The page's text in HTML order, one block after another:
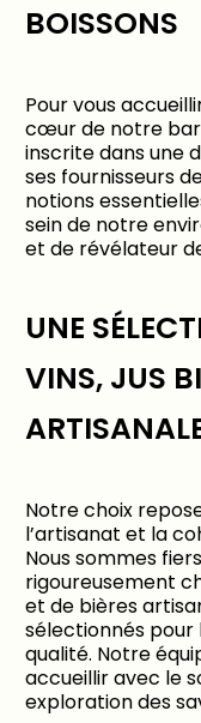
BOISSONS
Pour vous
cœur de notre bar
inscrite dans une
ses fournisseurs
notions
sein de notre
et de révélateur
UNE
VINS, JUS
Notre choix
l’artisanat et la
Nous sommes
rigoureusement
et de bières
sélectionnés
qualité. Notre
accueillir avec le
exploration des